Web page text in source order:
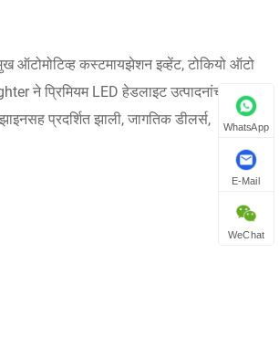
ऑटोमोटिव्ह कस्टमायझेशन इव्हेंट, टोकियो ऑटो
ने प्रिमियम LED हेडलाइट उत्पादनांची संपूर्ण
प्रदर्शित झाली, जागतिक डीलर्स,
WhatsApp
E-Mail
WeChat